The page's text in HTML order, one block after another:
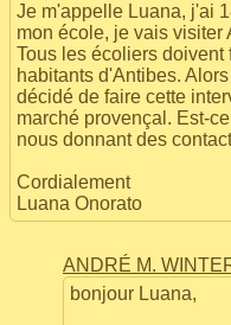
Je m'appelle Luana, j'ai
mon école, je vais visiter
Tous les écoliers
habitants d'Antibes.
décidé de faire cette
marché provençal. Est-
nous donnant des
Cordialement
Luana Onorato
ANDRÉ M.
bonjour Luana,